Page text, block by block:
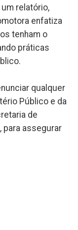
relatório,
enfatiza
tenham o
práticas
qualquer
Público e da
de
para assegurar